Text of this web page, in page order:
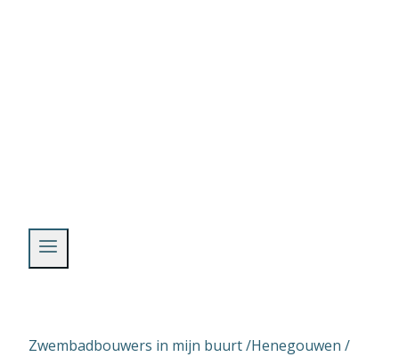
Zwembadbouwers in mijn buurt /Henegouwen /